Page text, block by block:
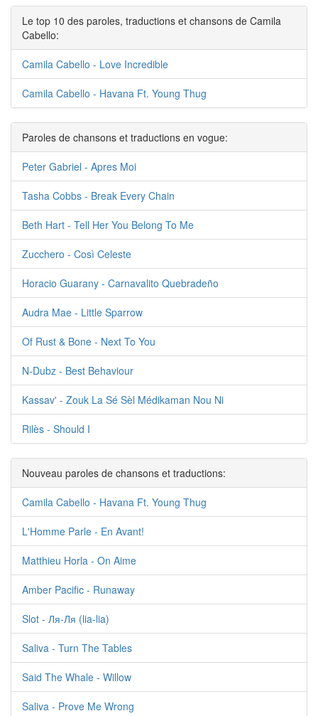
Le top 10 des paroles, traductions et chansons de Camila
Cabello:
Camila Cabello - Love Incredible
Camila Cabello - Havana Ft. Young Thug
Paroles de chansons et traductions en vogue:
Peter Gabriel - Apres Moi
Tasha Cobbs - Break Every Chain
Beth Hart - Tell Her You Belong To Me
Zucchero - Così Celeste
Horacio Guarany - Carnavalito Quebradeño
Audra Mae - Little Sparrow
Of Rust & Bone - Next To You
N-Dubz - Best Behaviour
Kassav' - Zouk La Sé Sèl Médikaman Nou Ni
Rilès - Should I
Nouveau paroles de chansons et traductions:
Camila Cabello - Havana Ft. Young Thug
L'Homme Parle - En Avant!
Matthieu Horla - On Aime
Amber Pacific - Runaway
Slot - Ля-Ля (lia-lia)
Saliva - Turn The Tables
Said The Whale - Willow
Saliva - Prove Me Wrong